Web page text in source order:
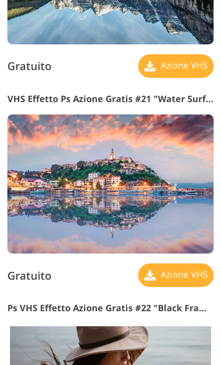
Gratuito Azione VHS
VHS Effetto Ps Azione Gratis #21 "Water Surface"
Gratuito Azione VHS
Ps VHS Effetto Azione Gratis #22 "Black Frame"